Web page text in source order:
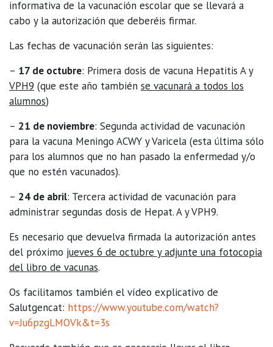
informativa de la vacunación escolar que se llevará a
cabo y la autorización que deberéis firmar.
Las fechas de vacunación serán las siguientes:
– 17 de octubre: Primera dosis de vacuna Hepatitis A y
VPH9 (que este año también se vacunará a todos los
alumnos)
– 21 de noviembre: Segunda actividad de vacunación
para la vacuna Meningo ACWY y Varicela (esta última sólo
para los alumnos que no han pasado la enfermedad y/o
que no estén vacunados).
– 24 de abril: Tercera actividad de vacunación para
administrar segundas dosis de Hepat. A y VPH9.
Es necesario que devuelva firmada la autorización antes
del próximo jueves 6 de octubre yadjunte una fotocopia
del libro de vacunas.
Os facilitamos también el vídeo explicativo de
Salutgencat: https://www.youtube.com/watch?
v=Ju6pzgLMOVk&t=3s